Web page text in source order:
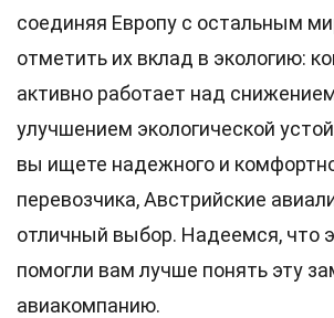
соединяя Европу с остальным
отметить их вклад в экологию:
активно работает над
улучшением экологической
вы ищете надежного и
перевозчика, Австрийские
отличный выбор. Надеемся, что
помогли вам лучше понять эту
авиакомпанию.